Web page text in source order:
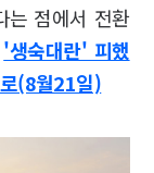
는 점에서 전환
'생숙대란' 피했
(8월21일)